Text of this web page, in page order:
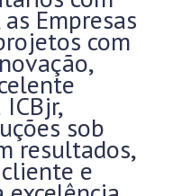
Empresas
com
sob
resultados,
e